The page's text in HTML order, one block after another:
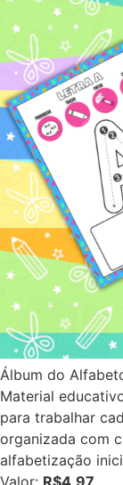
Álbum do
Material
para trabalhar
organizada com
alfabetização
Valor: R$4,97